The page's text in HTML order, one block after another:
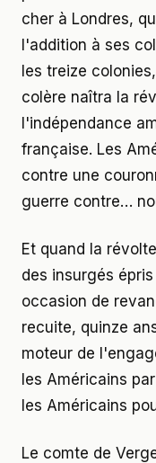
cher à Londres,
l'addition à ses
les treize
colère naîtra la
l'indépendance
française. Les
contre une
guerre contre…
Et quand la
des insurgés
occasion de
recuite, quinze
moteur de
les Américains
les Américains
Le comte de